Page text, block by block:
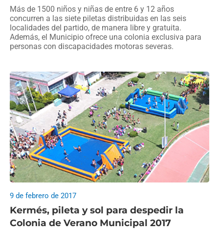
Más de 1500 niños y niñas de entre 6 y 12 años
concurren a las siete piletas distribuidas en las seis
localidades del partido, de manera libre y gratuita.
Además, el Municipio ofrece una colonia exclusiva para
personas con discapacidades motoras severas.
Kermés, pileta y sol para despedir la
Colonia de Verano Municipal 2017
9 de febrero de 2017